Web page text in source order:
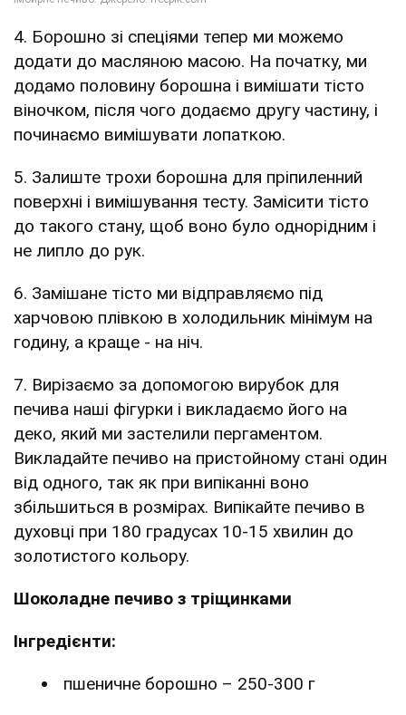
4. Борошно зі спеціями тепер ми можемо
додати до масляною масою. На початку, ми
додамо половину борошна і вимішати тісто
віночком, після чого додаємо другу частину, і
починаємо вимішувати лопаткою.
5. Залиште трохи борошна для пріпиленний
поверхні і вимішування тесту. Замісити тісто
до такого стану, щоб воно було однорідним і
не липло до рук.
6. Замішане тісто ми відправляємо під
харчовою плівкою в холодильник мінімум на
годину, а краще - на ніч.
7. Вирізаємо за допомогою вирубок для
печива наші фігурки і викладаємо його на
деко, який ми застелили пергаментом.
Викладайте печиво на пристойному стані один
від одного, так як при випіканні воно
збільшиться в розмірах. Випікайте печиво в
духовці при 180 градусах 10-15 хвилин до
золотистого кольору.
Шоколадне печиво з тріщинками
Інгредієнти:
пшеничне борошно – 250-300 г